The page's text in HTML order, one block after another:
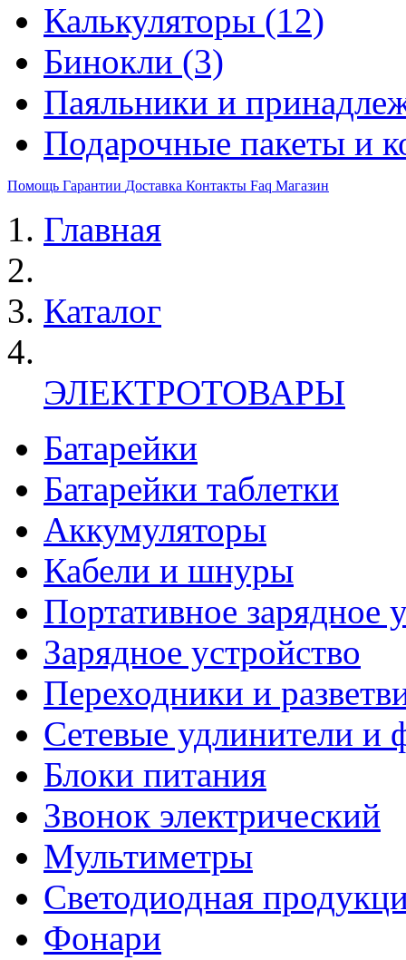
Калькуляторы (12)
Бинокли (3)
Паяльники и
Подарочные пакеты и
Помощь Гарантии Доставка Контакты Faq Магазин
Главная
Каталог
ЭЛЕКТРОТОВАРЫ
Батарейки
Батарейки таблетки
Аккумуляторы
Кабели и шнуры
Портативное зарядное
Зарядное устройство
Переходники и
Сетевые удлинители и
Блоки питания
Звонок электрический
Мультиметры
Светодиодная
Фонари